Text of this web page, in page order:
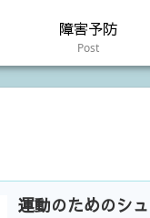
障害予防
Post
運動のためのシ